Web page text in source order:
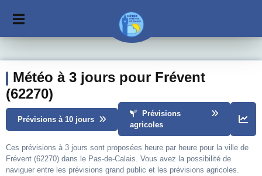
Météo à 3 jours pour Frévent
(62270)
Prévisions à 10 jours
Prévisions
agricoles
Ces prévisions à 3 jours sont proposées heure par heure pour la ville de
Frévent (62270) dans le Pas-de-Calais. Vous avez la possibilité de
naviguer entre les prévisions grand public et les prévisions agricoles.